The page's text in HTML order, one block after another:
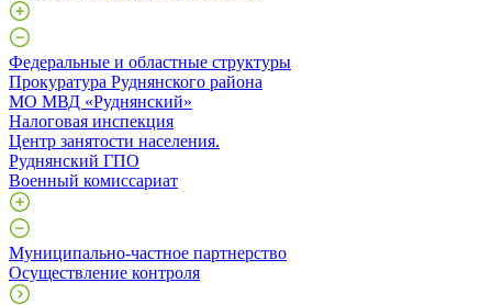
Федеральные и областные структуры
Прокуратура Руднянского района
МО МВД «Руднянский»
Налоговая инспекция
Центр занятости населения.
Руднянский ГПО
Военный комиссариат
Муниципально-частное партнерство
Осуществление контроля